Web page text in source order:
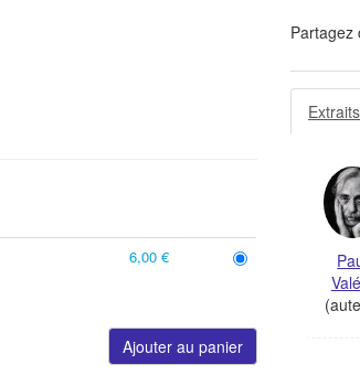
6,00 €
Ajouter au panier
Partagez
Extraits